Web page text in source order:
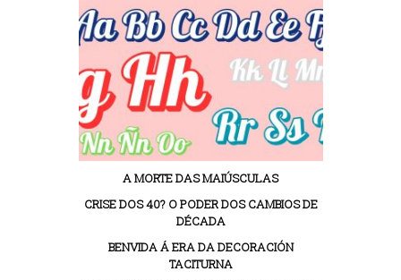
A MORTE DAS MAIÚSCULAS
CRISE DOS 40? O PODER DOS CAMBIOS DE
DÉCADA
BENVIDA Á ERA DA DECORACIÓN
TACITURNA